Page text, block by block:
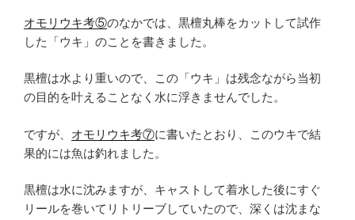
オモリウキ考⑤のなかでは、黒檀丸棒をカットして試作
した「ウキ」のことを書きました。
黒檀は水より重いので、この「ウキ」は残念ながら当初
の目的を叶えることなく水に浮きませんでした。
ですが、 オモリウキ考⑦に書いたとおり、このウキで結
果的には魚は釣れました。
黒檀は水に沈みますが、キャストして着水した後にすぐ
リールを巻いてリトリーブしていたので、深くは沈まな